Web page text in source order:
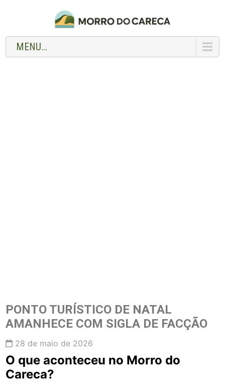
MENU...
PONTO TURÍSTICO DE NATAL
AMANHECE COM SIGLA DE FACÇÃO
28 de maio de 2026
O que aconteceu no Morro do
Careca?